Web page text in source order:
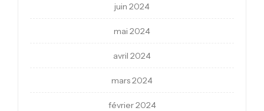
juin 2024
mai 2024
avril 2024
mars 2024
février 2024